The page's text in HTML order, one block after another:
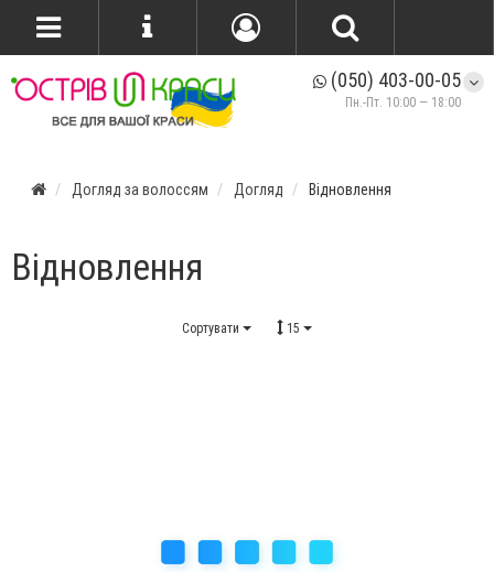
(050) 403-00-05
Пн.-Пт. 10:00 — 18:00
Догляд за волоссям Догляд Відновлення
Відновлення
Сортувати 15